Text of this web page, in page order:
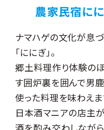
農家民宿に
ナマハゲの文化が息
「ににぎ」。
郷土料理作り体験の
す囲炉裏を囲んで男
使った料理を味わえま
日本酒マニアの店主